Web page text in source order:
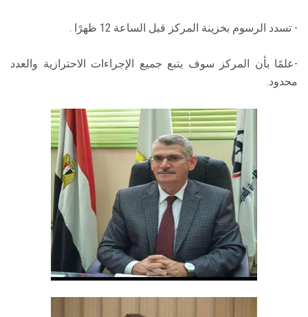
- تسدد الرسوم بخزينة المركز قبل الساعة 12 ظهرًا .
-علمًا بأن المركز سوف يتبع جميع الإجراءات الاحترازية والعدد
محدود.